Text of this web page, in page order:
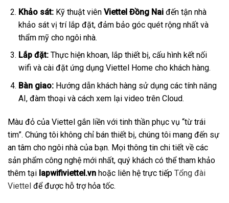
Khảo sát:Kỹ thuật viên Viettel Đồng Naiđến tận nhà
khảo sát vị trí lắp đặt, đảm bảo góc quét rộng nhất và
thẩm mỹ cho ngôi nhà.
Lắp đặt:Thực hiện khoan, lắp thiết bị, cấu hình kết nối
wifi và cài đặt ứng dụng Viettel Home cho khách hàng.
Bàn giao:Hướng dẫn khách hàng sử dụng các tính năng
AI, đàm thoại và cách xem lại video trên Cloud.
Màu đỏ của Viettel gắn liền với tinh thần phục vụ “từ trái
tim”. Chúng tôi không chỉ bán thiết bị, chúng tôi mang đến sự
an tâm cho ngôi nhà của bạn. Mọi thông tin chi tiết về các
sản phẩm công nghệ mới nhất, quý khách có thể tham khảo
thêm tại lapwifiviettel.vn hoặc liên hệ trực tiếp Tổng đài
Viettel để được hỗ trợ hỏa tốc.